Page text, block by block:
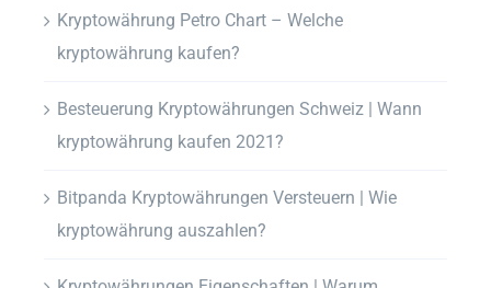
Kryptowährung Petro Chart – Welche
kryptowährung kaufen?
Besteuerung Kryptowährungen Schweiz | Wann
kryptowährung kaufen 2021?
Bitpanda Kryptowährungen Versteuern | Wie
kryptowährung auszahlen?